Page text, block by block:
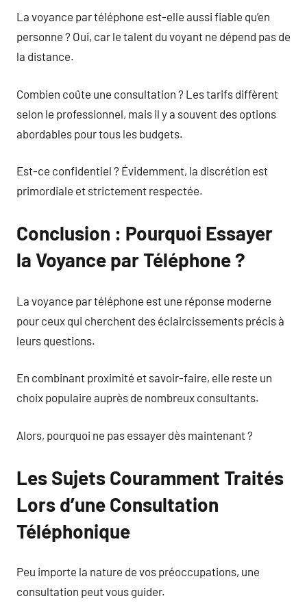
La voyance par téléphone est-elle aussi fiable qu’en
personne ? Oui, car le talent du voyant ne dépend pas de
la distance.
Combien coûte une consultation ? Les tarifs diffèrent
selon le professionnel, mais il y a souvent des options
abordables pour tous les budgets.
Est-ce confidentiel ? Évidemment, la discrétion est
primordiale et strictement respectée.
Conclusion : Pourquoi Essayer
la Voyance par Téléphone ?
La voyance par téléphone est une réponse moderne
pour ceux qui cherchent des éclaircissements précis à
leurs questions.
En combinant proximité et savoir-faire, elle reste un
choix populaire auprès de nombreux consultants.
Alors, pourquoi ne pas essayer dès maintenant ?
Les Sujets Couramment Traités
Lors d’une Consultation
Téléphonique
Peu importe la nature de vos préoccupations, une
consultation peut vous guider.